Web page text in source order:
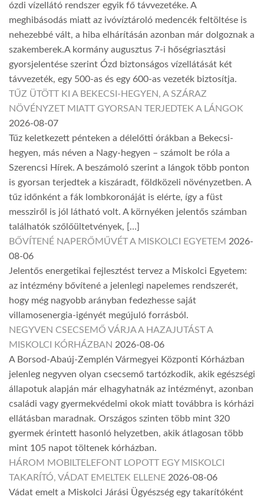
ózdi vízellátó rendszer egyik fő távvezetéke. A
meghibásodás miatt az ivóvíztároló medencék feltöltése is
nehezebbé vált, a hiba elhárításán azonban már dolgoznak a
szakemberek.A kormány augusztus 7-i hőségriasztási
gyorsjelentése szerint Ózd biztonságos vízellátását két
távvezeték, egy 500-as és egy 600-as vezeték biztosítja.
TŰZ ÜTÖTT KI A BEKECSI-HEGYEN, A SZÁRAZ
NÖVÉNYZET MIATT GYORSAN TERJEDTEK A LÁNGOK
2026-08-07
Tűz keletkezett pénteken a délelőtti órákban a Bekecsi-
hegyen, más néven a Nagy-hegyen – számolt be róla a
Szerencsi Hírek. A beszámoló szerint a lángok több ponton
is gyorsan terjedtek a kiszáradt, földközeli növényzetben. A
tűz időnként a fák lombkoronáját is elérte, így a füst
messziről is jól látható volt. A környéken jelentős számban
találhatók szőlőültetvények, […]
BŐVÍTENÉ NAPERŐMŰVÉT A MISKOLCI EGYETEM 2026-
08-06
Jelentős energetikai fejlesztést tervez a Miskolci Egyetem:
az intézmény bővítené a jelenlegi napelemes rendszerét,
hogy még nagyobb arányban fedezhesse saját
villamosenergia-igényét megújuló forrásból.
NEGYVEN CSECSEMŐ VÁRJA A HAZAJUTÁST A
MISKOLCI KÓRHÁZBAN 2026-08-06
A Borsod-Abaúj-Zemplén Vármegyei Központi Kórházban
jelenleg negyven olyan csecsemő tartózkodik, akik egészségi
állapotuk alapján már elhagyhatnák az intézményt, azonban
családi vagy gyermekvédelmi okok miatt továbbra is kórházi
ellátásban maradnak. Országos szinten több mint 320
gyermek érintett hasonló helyzetben, akik átlagosan több
mint 105 napot töltenek kórházban.
HÁROM MOBILTELEFONT LOPOTT EGY MISKOLCI
TAKARÍTÓ, VÁDAT EMELTEK ELLENE 2026-08-06
Vádat emelt a Miskolci Járási Ügyészség egy takarítóként